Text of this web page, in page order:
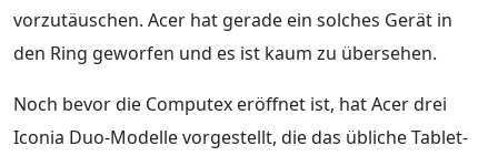
vorzutäuschen. Acer hat gerade ein solches Gerät in
den Ring geworfen und es ist kaum zu übersehen.
Noch bevor die Computex eröffnet ist, hat Acer drei
Iconia Duo-Modelle vorgestellt, die das übliche Tablet-